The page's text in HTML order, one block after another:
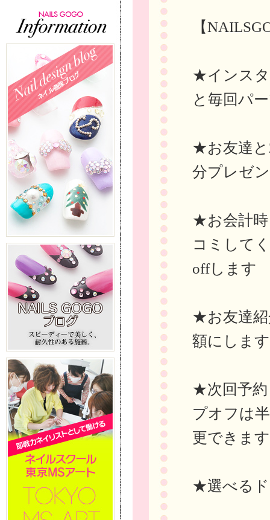
【
★インスタ
と毎回パ
★お友達と
分プレゼ
★お会計時
コミして
offします
★お友達紹
額にしま
★次回予約
プオフは
更できま
★選べるド